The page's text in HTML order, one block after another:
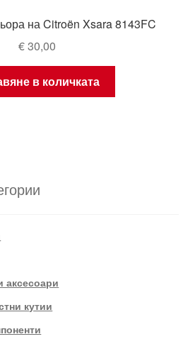
на Citroën Xsara 8143FC
€30,00
в количката
аксесоари
кутии